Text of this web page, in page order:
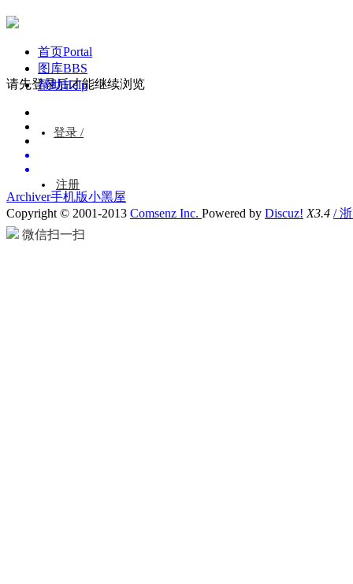
首页Portal
图库BBS
帮助Help
登录 /
注册
请先登录后才能继续浏览
Archiver手机版小黑屋
Copyright © 2001-2013 Comsenz Inc. Powered by Discuz! X3.4 /
微信扫一扫